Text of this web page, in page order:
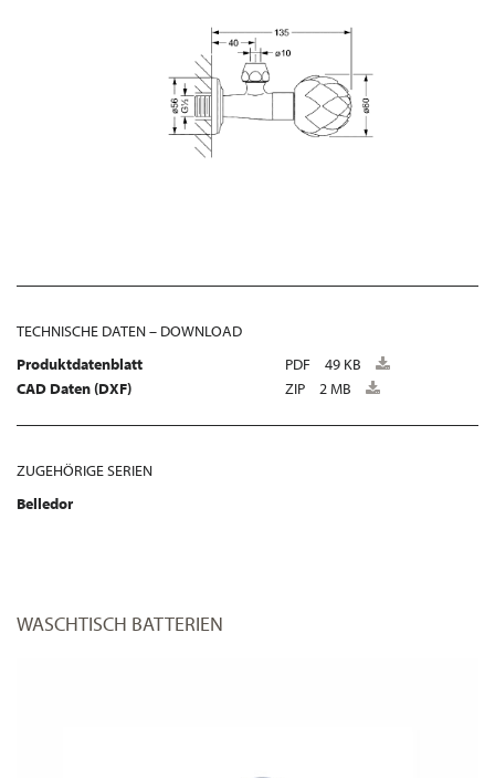
TECHNISCHE DATEN – DOWNLOAD
Produktdatenblatt
PDF
49 KB
CAD Daten (DXF)
ZIP 2 MB
ZUGEHÖRIGE SERIEN
Belledor
WASCHTISCH BATTERIEN